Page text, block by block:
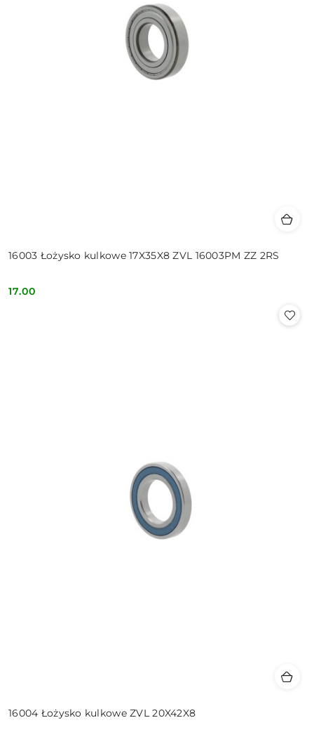
16003 Łożysko kulkowe 17X35X8 ZVL 16003PM ZZ 2RS
Cena:
17.00
16004 Łożysko kulkowe ZVL 20X42X8